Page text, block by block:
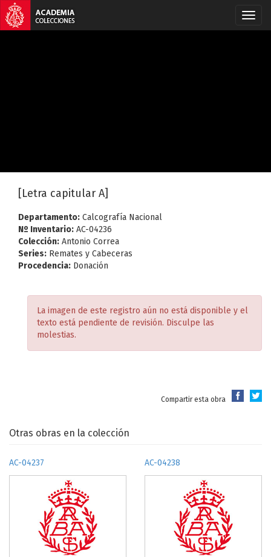
[Letra capitular A]
Departamento: Calcografía Nacional
Nº Inventario: AC-04236
Colección: Antonio Correa
Series: Remates y Cabeceras
Procedencia: Donación
La imagen de este registro aún no está disponible y el
texto está pendiente de revisión. Disculpe las
molestias.
Compartir esta obra
Otras obras en la colección
AC-04237 AC-04238